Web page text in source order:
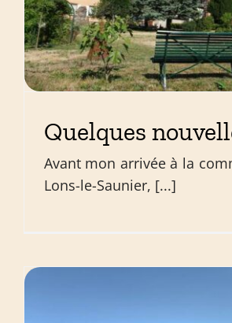
Quelques
Avant mon arrivée à la
Lons-le-Saunier, [...]